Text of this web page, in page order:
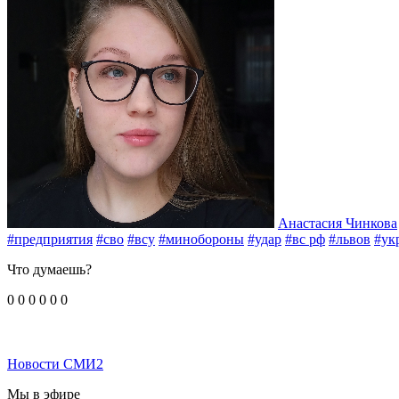
Анастасия Чинкова
#предприятия #сво #всу #минобороны #удар #вс рф #львов
Что думаешь?
0 0 0 0 0 0
Новости СМИ2
Мы в эфире